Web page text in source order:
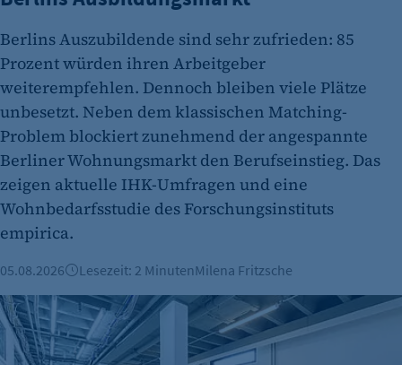
Name:
et_oi_v2
Anbieter:
etracker GmbH
Zweck:
Cookie Erkennung
Cookie Laufzeit:
Name:
et_allow_cookies
Anbieter:
Berlins Auszubildende sind sehr zufrieden: 85
Prozent würden ihren Arbeitgeber
weiterempfehlen. Dennoch bleiben viele Plätze
unbesetzt. Neben dem klassischen Matching-
Problem blockiert zunehmend der angespannte
Berliner Wohnungsmarkt den Berufseinstieg. Das
zeigen aktuelle IHK-Umfragen und eine
Wohnbedarfsstudie des Forschungsinstituts
empirica.
05.08.2026 Lesezeit: 2 MinutenMilena Fritzsche
Büroimmobilien Berlin: Starkes Wachstum im ersten